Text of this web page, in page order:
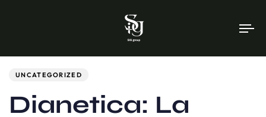
UNCATEGORIZED
Dianetica: La